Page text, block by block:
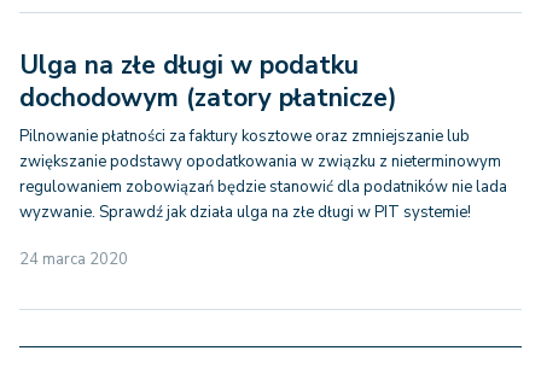
Ulga na złe długi w podatku
dochodowym (zatory płatnicze)
Pilnowanie płatności za faktury kosztowe oraz zmniejszanie lub
zwiększanie podstawy opodatkowania w związku z nieterminowym
regulowaniem zobowiązań będzie stanowić dla podatników nie lada
wyzwanie. Sprawdź jak działa ulga na złe długi w PIT systemie!
24 marca 2020